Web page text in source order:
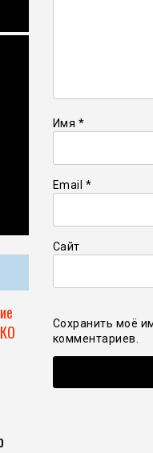
Имя *
Email *
Сайт
Сохранить моё
комментариев.